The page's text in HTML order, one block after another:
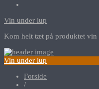
Vin under lup
Kom helt tæt på produktet vin
Vin under lup
Forside
/